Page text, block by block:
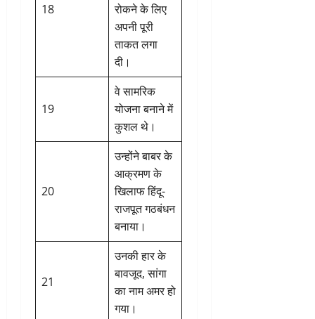
18
रोकने के लिए
अपनी पूरी
ताकत लगा
दी।
19
वे सामरिक
योजना बनाने में
कुशल थे।
20
उन्होंने बाबर के
आक्रमण के
खिलाफ हिंदू-
राजपूत गठबंधन
बनाया।
21
उनकी हार के
बावजूद, सांगा
का नाम अमर हो
गया।